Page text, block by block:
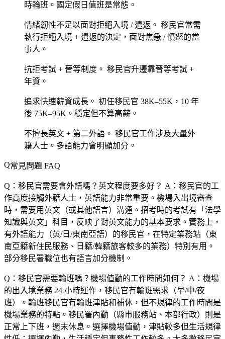
時輪班。國定假日值班是常態。
情緒韌性不足以面對拒絕入境 / 遣返。 移民官常需
執行拒絕入境 + 遣返的決定，面對焦急 / 憤怒的當
事人。
抗拒考試 + 晉等制度。 移民官升遷靠晉等考試 +
年資。
追求快速薪資成長。 初任移民官 38K–55K，10 年
後 75K–95K。穩定但不算高薪。
不擅長英文 + 第二外語。 移民官工作涉及大量外
籍人士。多語能力會明顯加分。
常見問題 FAQ
Q：移民官需要會外語嗎？英文程度要多好？ A：移民官的工
作高度接觸外籍人士，英語能力非常重要。機場入出境審查
時，需要用英文（或其他語言）溝通。招考時的考試有「法學
知識與英文」科目，反映了對英文能力的基本要求。實務上，
有外語能力（英/日/東南亞語）的移民官，在特定業務站（東
南亞籍新住民服務、日籍/韓籍旅客較多的業務）特別有用。
部分移民署職位也有語言加分機制。
Q：移民官需要輪班嗎？機場值勤的工作時間如何？ A：機場
的出入境業務 24 小時運作，移民官有輪班需求（早/中/夜
班）。輪班移民官有輪班津貼和補休，但不規律的工作時間是
機場業務的特點。移民署內勤（縣市服務站、本部行政）則是
正常上下班，週末休息。選擇機場值勤，津貼較多但生活規律